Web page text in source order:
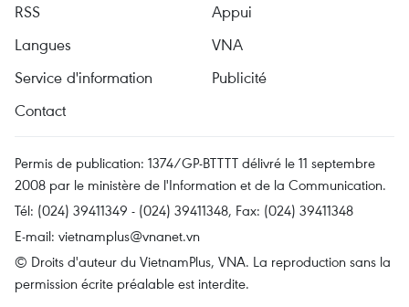
RSS
Appui
Langues
VNA
Service d'information
Publicité
Contact
Permis de publication: 1374/GP-BTTTT délivré le 11 septembre
2008 par le ministère de l'Information et de la Communication.
Tél: (024) 39411349 - (024) 39411348, Fax: (024) 39411348
E-mail: vietnamplus@vnanet.vn
© Droits d'auteur du VietnamPlus, VNA. La reproduction sans la
permission écrite préalable est interdite.